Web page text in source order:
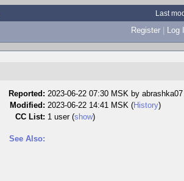
Last
Register | Log
Reported: 2023-06-22 07:30 MSK by abrashka07
Modified: 2023-06-22 14:41 MSK (History)
CC List: 1 user (show)
See Also: